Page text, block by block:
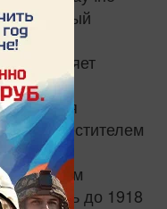
Учёный
заместителем
вплоть до 1918